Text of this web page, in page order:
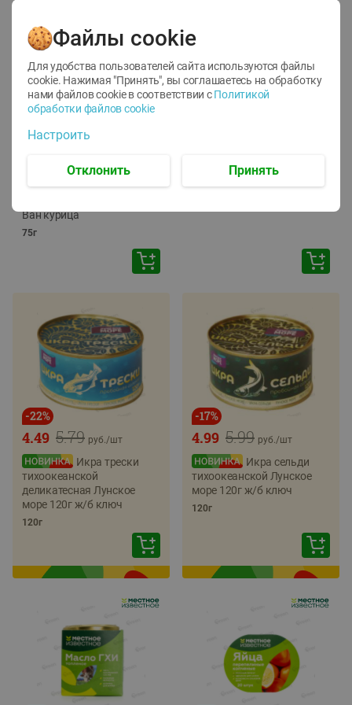
12
1.05 руб./
руб./шт
Корм влаж. для кош. с
Ван курица
75г
ТОФУ Vegetus ТВЕРДЫЙ
-22%
5.79
4.49 руб./шт
Икра трески
тихоокеанской
деликатесная Лунское
море 120г ж/б ключ
120г
-17%
5.99
4.99 руб./шт
Икра сельди
тихоокеанской Лунское
море 120г ж/б ключ
120г
Файлы cookie
Для удобства пользователей сайта используются файлы
cookie. Нажимая "Принять", вы соглашаетесь на обработку
нами файлов cookie в соответствии с Политикой
обработки файлов cookie
Настроить
Отклонить Принять